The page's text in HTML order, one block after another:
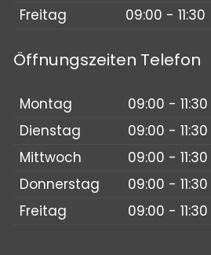
Freitag
09:00 - 11:30
Öffnungszeiten Telefon
Montag 09:00 - 11:30
Dienstag
09:00 - 11:30
Mittwoch
09:00 - 11:30
Donnerstag
09:00 - 11:30
Freitag
09:00 - 11:30